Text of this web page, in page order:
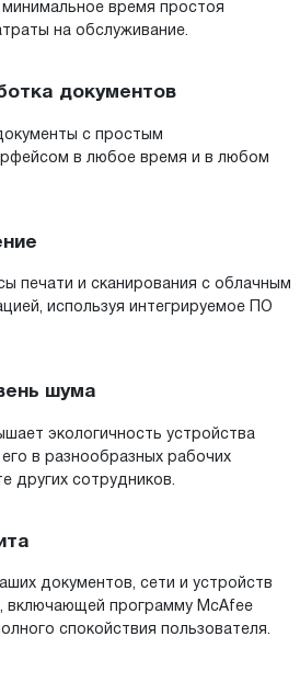
время простоя
на обслуживание.
документов
с простым
в любое время и в любом
печати и сканирования с облачным
используя интегрируемое ПО
шума
экологичность устройства
в разнообразных рабочих
других сотрудников.
документов, сети и устройств
включающей программу McAfee
спокойствия пользователя.